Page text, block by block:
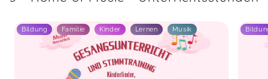
Bildung Familie Kinder Lernen Musik